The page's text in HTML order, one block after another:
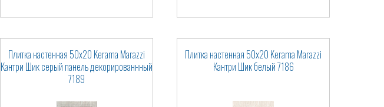
Плитка настенная 50x20 Kerama Marazzi
Кантри Шик серый панель декорированнный
7189
Плитка настенная 50x20 Kerama Marazzi
Кантри Шик белый 7186